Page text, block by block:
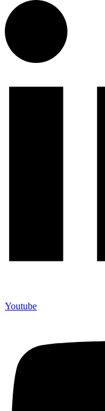
Youtube